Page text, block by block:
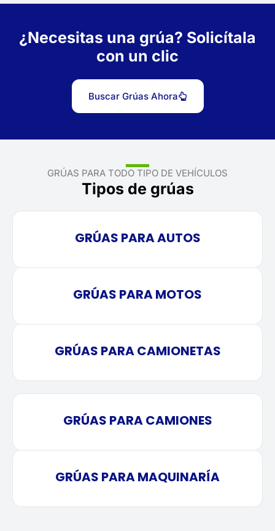
¿Necesitas una grúa? Solicítala
con un clic
Buscar Grúas Ahora
GRÚAS PARA TODO TIPO DE VEHÍCULOS
Tipos de grúas
GRÚAS PARA AUTOS
GRÚAS PARA MOTOS
GRÚAS PARA CAMIONETAS
GRÚAS PARA CAMIONES
GRÚAS PARA MAQUINARÍA